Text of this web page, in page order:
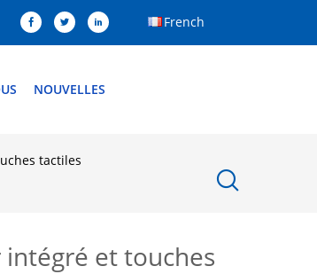
French
NOUVELLES
tactiles
et touches